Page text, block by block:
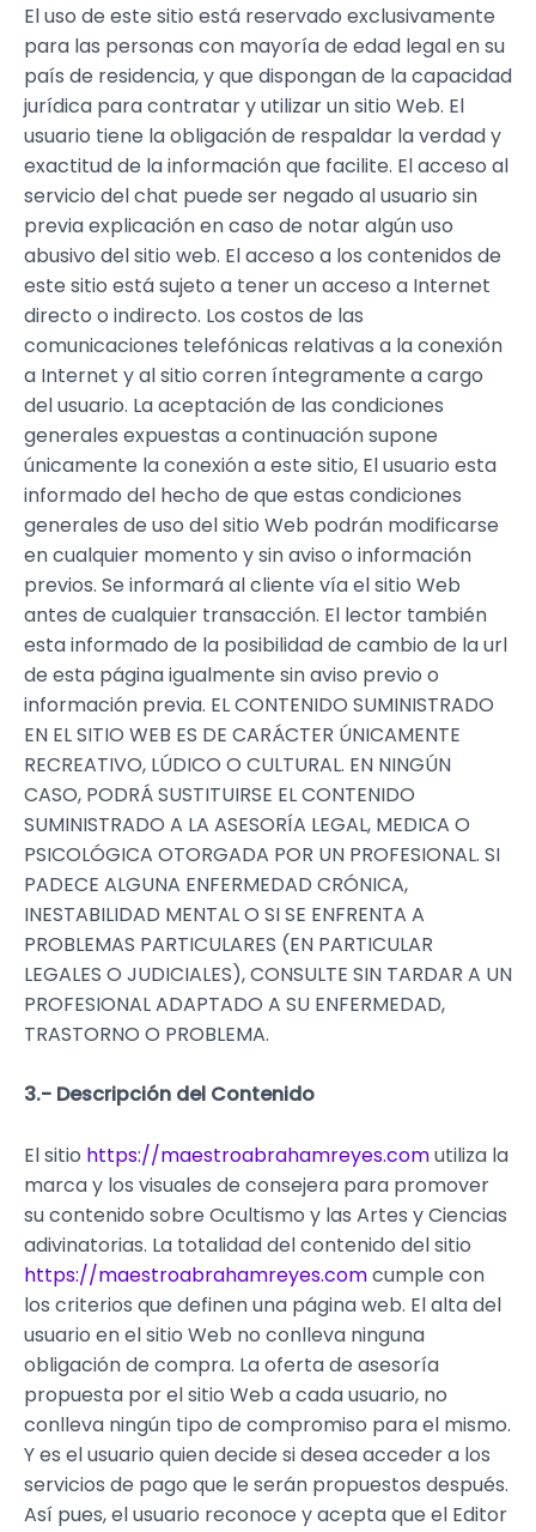
El uso de este sitio está reservado exclusivamente
para las personas con mayoría de edad legal en su
país de residencia, y que dispongan de la capacidad
jurídica para contratar y utilizar un sitio Web. El
usuario tiene la obligación de respaldar la verdad y
exactitud de la información que facilite. El acceso al
servicio del chat puede ser negado al usuario sin
previa explicación en caso de notar algún uso
abusivo del sitio web. El acceso a los contenidos de
este sitio está sujeto a tener un acceso a Internet
directo o indirecto. Los costos de las
comunicaciones telefónicas relativas a la conexión
a Internet y al sitio corren íntegramente a cargo
del usuario. La aceptación de las condiciones
generales expuestas a continuación supone
únicamente la conexión a este sitio, El usuario esta
informado del hecho de que estas condiciones
generales de uso del sitio Web podrán modificarse
en cualquier momento y sin aviso o información
previos. Se informará al cliente vía el sitio Web
antes de cualquier transacción. El lector también
esta informado de la posibilidad de cambio de la url
de esta página igualmente sin aviso previo o
información previa. EL CONTENIDO SUMINISTRADO
EN EL SITIO WEB ES DE CARÁCTER ÚNICAMENTE
RECREATIVO, LÚDICO O CULTURAL. EN NINGÚN
CASO, PODRÁ SUSTITUIRSE EL CONTENIDO
SUMINISTRADO A LA ASESORÍA LEGAL, MEDICA O
PSICOLÓGICA OTORGADA POR UN PROFESIONAL. SI
PADECE ALGUNA ENFERMEDAD CRÓNICA,
INESTABILIDAD MENTAL O SI SE ENFRENTA A
PROBLEMAS PARTICULARES (EN PARTICULAR
LEGALES O JUDICIALES), CONSULTE SIN TARDAR A UN
PROFESIONAL ADAPTADO A SU ENFERMEDAD,
TRASTORNO O PROBLEMA.
3.- Descripción del Contenido
El sitio https://maestroabrahamreyes.comutiliza la
marca y los visuales de consejera para promover
su contenido sobre Ocultismo y las Artes y Ciencias
adivinatorias. La totalidad del contenido del sitio
https://maestroabrahamreyes.comcumple con
los criterios que definen una página web. El alta del
usuario en el sitio Web no conlleva ninguna
obligación de compra. La oferta de asesoría
propuesta por el sitio Web a cada usuario, no
conlleva ningún tipo de compromiso para el mismo.
Y es el usuario quien decide si desea acceder a los
servicios de pago que le serán propuestos después.
Así pues, el usuario reconoce y acepta que el Editor